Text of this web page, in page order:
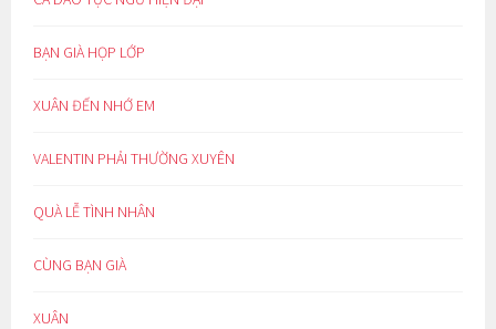
BẠN GIÀ HỌP LỚP
XUÂN ĐẾN NHỚ EM
VALENTIN PHẢI THƯỜNG XUYÊN
QUÀ LỄ TÌNH NHÂN
CÙNG BẠN GIÀ
XUÂN